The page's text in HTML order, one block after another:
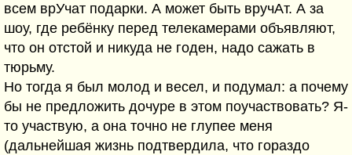
всем врУчат подарки. А может быть вручАт. А за
шоу, где ребёнку перед телекамерами объявляют,
что он отстой и никуда не годен, надо сажать в
тюрьму.
Но тогда я был молод и весел, и подумал: а почему
бы не предложить дочуре в этом поучаствовать? Я-
то участвую, а она точно не глупее меня
(дальнейшая жизнь подтвердила, что гораздо